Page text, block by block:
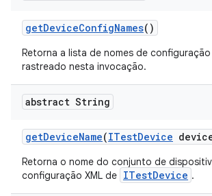
getDeviceConfigNames()
Retorna a lista de nomes de
rastreado nesta invocação.
abstract String
getDeviceName(ITestDevice
Retorna o nome do conjunto de
configuração XML de ITestDevice .